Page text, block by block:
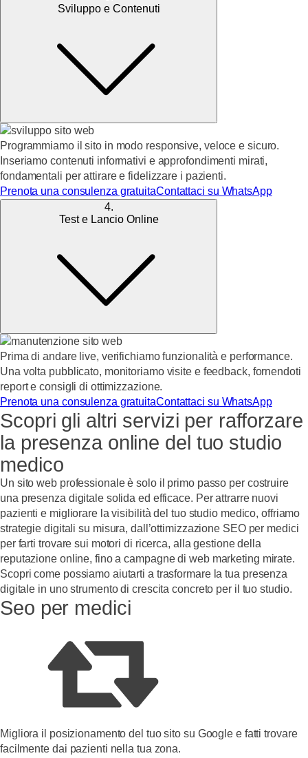
Sviluppo e Contenuti
Programmiamo il sito in modo responsive, veloce e sicuro.
Inseriamo contenuti informativi e approfondimenti mirati,
fondamentali per attirare e fidelizzare i pazienti.
Prenota una consulenza gratuitaContattaci su WhatsApp
4.
Test e Lancio Online
Prima di andare live, verifichiamo funzionalità e performance.
Una volta pubblicato, monitoriamo visite e feedback, fornendoti
report e consigli di ottimizzazione.
Prenota una consulenza gratuitaContattaci su WhatsApp
Scopri gli altri servizi per rafforzare
la presenza online del tuo studio
medico
Un sito web professionale è solo il primo passo per costruire
una presenza digitale solida ed efficace. Per attrarre nuovi
pazienti e migliorare la visibilità del tuo studio medico, offriamo
strategie digitali su misura, dall’ottimizzazione SEO per medici
per farti trovare sui motori di ricerca, alla gestione della
reputazione online, fino a campagne di web marketing mirate.
Scopri come possiamo aiutarti a trasformare la tua presenza
digitale in uno strumento di crescita concreto per il tuo studio.
Seo per medici
Migliora il posizionamento del tuo sito su Google e fatti trovare
facilmente dai pazienti nella tua zona.